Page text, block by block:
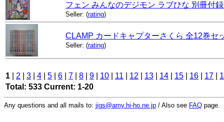
フェン みんなのデジモン ラブひな 別冊付
Seller: (rating)
CLAMP カードキャプターさくら 全12巻セ
Seller: (rating)
1 2 3 4 5 6 7 8 9 10 11 12 13 14 15 16 17
Total: 533 Current: 1-20
Any questions and all mails to: jigs@amy.hi-ho.ne.jp / Also see FAQ page.